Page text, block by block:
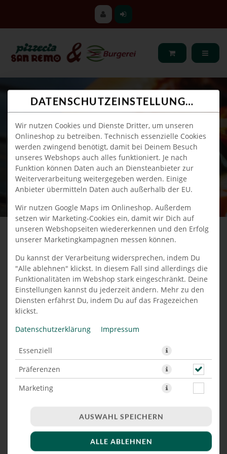
DATENSCHUTZEINSTELLUNGEN
Wir nutzen Cookies und Dienste Dritter, um unseren
Onlineshop zu betreiben. Technisch essenzielle Cookies
werden zwingend benötigt, damit bei Deinem Besuch
unseres Webshops auch alles funktioniert. Je nach
Funktion können Daten auch an Diensteanbieter zur
Weiterverarbeitung weitergegeben werden. Einige
Anbieter übermitteln Daten auch außerhalb der EU.
Wir nutzen Google Maps im Onlineshop. Außerdem
setzen wir Marketing-Cookies ein, damit wir Dich auf
unseren Webshopseiten wiedererkennen und den Erfolg
unserer Marketingkampagnen messen können.
Du kannst der Verarbeitung widersprechen, indem Du
"Alle ablehnen" klickst. In diesem Fall sind allerdings die
Funktionalitäten im Webshop stark eingeschränkt. Deine
Einstellungen kannst du jederzeit ändern. Mehr zu den
Diensten erfährst Du, indem Du auf das Fragezeichen
klickst.
Datenschutzerklärung
Impressum
Essenziell
Präferenzen
Marketing
AUSWAHL SPEICHERN
ALLE ABLEHNEN
PIZZABRÖTCHEN MIT
THUNFISCH, ZWIEBELN UND
KÄSE 12 STÜCK